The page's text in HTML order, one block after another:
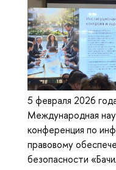
5 февраля 2026
Международная
конференция по
правовому
безопасности